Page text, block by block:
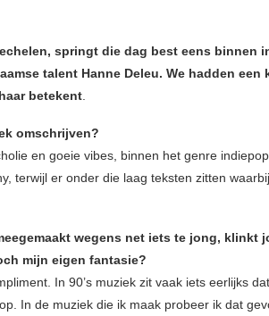
springt die dag best eens binnen
talent Hanne Deleu. We hadden een
betekent.
omschrijven?
en goeie vibes, binnen het genre
terwijl er onder die laag teksten zitten
wegens net iets te jong, klinkt
mijn eigen fantasie?
In 90’s muziek zit vaak iets eerlijks
In de muziek die ik maak probeer ik dat